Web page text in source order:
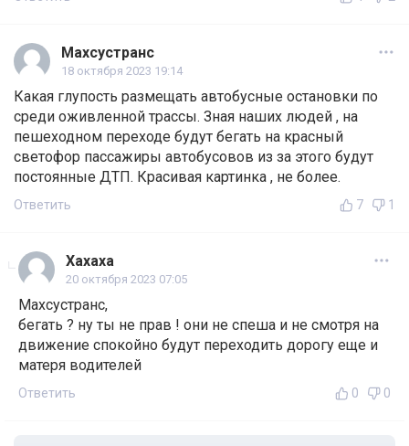
Махсустранс
18 октября 2023 19:14
Какая глупость размещать автобусные остановки по
среди оживленной трассы. Зная наших людей , на
пешеходном переходе будут бегать на красный
светофор пассажиры автобусовов из за этого будут
постоянные ДТП. Красивая картинка , не более.
Ответить 7 1
Хахаха
20 октября 2023 07:05
Махсустранс,
бегать ? ну ты не прав ! они не спеша и не смотря на
движение спокойно будут переходить дорогу еще и
матеря водителей
Ответить 0 0